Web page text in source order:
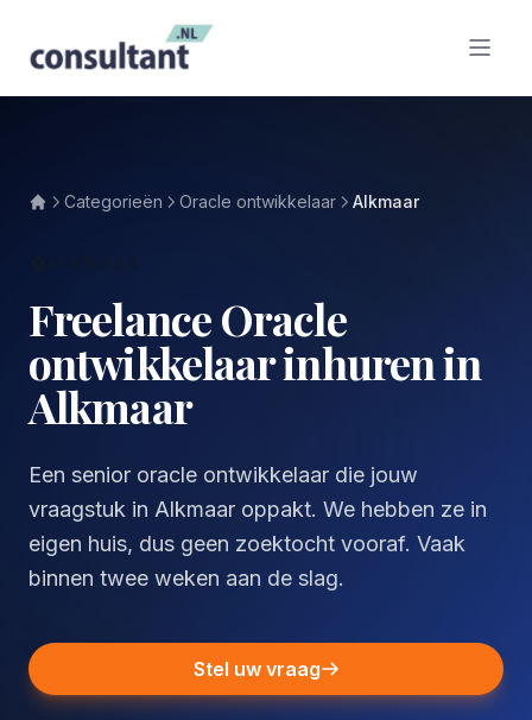
Categorieën Oracle ontwikkelaar Alkmaar
Freelance Oracle
ontwikkelaar inhuren in
Alkmaar
Een senior oracle ontwikkelaar die jouw
vraagstuk in Alkmaar oppakt. We hebben ze in
eigen huis, dus geen zoektocht vooraf. Vaak
binnen twee weken aan de slag.
Stel uw vraag